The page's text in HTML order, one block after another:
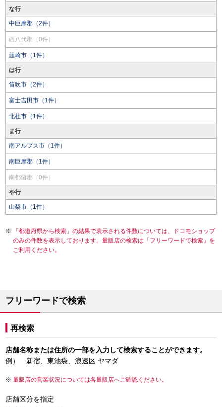
な行
中巨摩郡（2件）
西八代郡（0件）
韮崎市（1件）
は行
笛吹市（2件）
富士吉田市（1件）
北杜市（1件）
ま行
南アルプス市（1件）
南巨摩郡（1件）
南都留郡（0件）
や行
山梨市（1件）
「都道府県から検索」の結果で表示される件数については、ドコモショップ
のみの件数を表示しております。量販店の検索は「フリーワードで検索」を
ご利用ください。
フリーワードで検索
再検索
店舗名称または住所の一部を入力して検索することができます。
例） 新宿、東池袋、浪速区 ヤマダ
量販店の営業状況については各量販店へご確認ください。
店舗区分を指定